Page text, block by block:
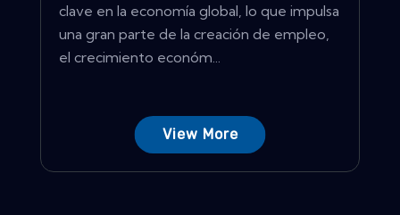
clave en la economía global, lo que impulsa
una gran parte de la creación de empleo,
el crecimiento económ...
View More